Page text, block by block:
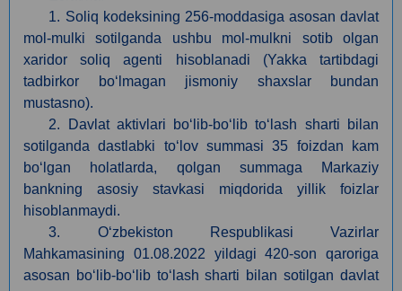
1. Soliq kodeksining 256-moddasiga asosan davlat
mol-mulki sotilganda ushbu mol-mulkni sotib olgan
xaridor soliq agenti hisoblanadi (Yakka tartibdagi
tadbirkor bo‘lmagan jismoniy shaxslar bundan
mustasno).
2. Davlat aktivlari bo‘lib-bo‘lib to‘lash sharti bilan
sotilganda dastlabki to‘lov summasi 35 foizdan kam
bo‘lgan holatlarda, qolgan summaga Markaziy
bankning asosiy stavkasi miqdorida yillik foizlar
hisoblanmaydi.
3. O‘zbekiston Respublikasi Vazirlar
Mahkamasining 01.08.2022 yildagi 420-son qaroriga
asosan bo‘lib-bo‘lib to‘lash sharti bilan sotilgan davlat